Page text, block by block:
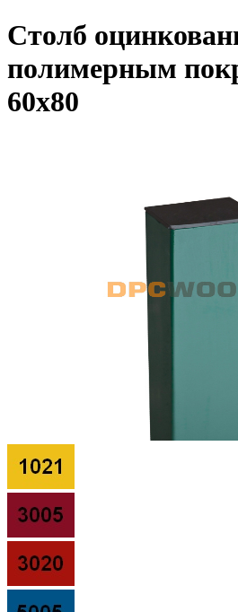
Столб
полимерным
60x80